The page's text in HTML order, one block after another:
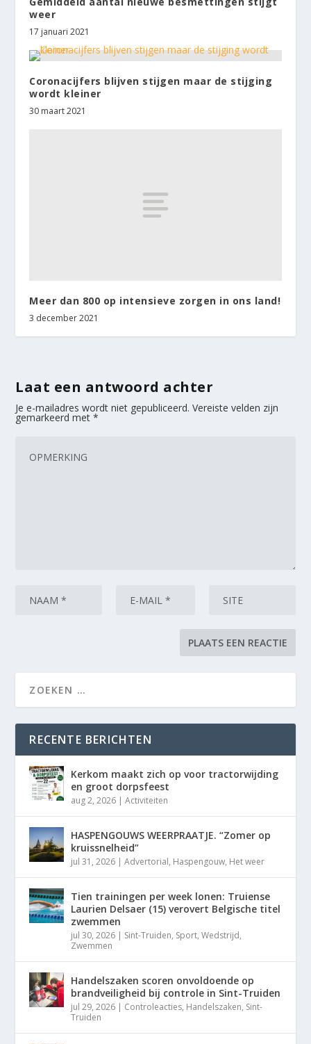
weer
17 januari 2021
Coronacijfers blijven stijgen maar de stijging
wordt kleiner
30 maart 2021
Meer dan 800 op intensieve zorgen in ons land!
3 december 2021
Laat een antwoord achter
Je e-mailadres wordt niet gepubliceerd. Vereiste velden zijn
gemarkeerd met*
RECENTE BERICHTEN
Kerkom maakt zich op voor tractorwijding
en groot dorpsfeest
aug 2, 2026 |Activiteiten
HASPENGOUWS WEERPRAATJE. “Zomer op
kruissnelheid”
jul 31, 2026 |Advertorial, Haspengouw, Het weer
Tien trainingen per week lonen: Truiense
Laurien Delsaer (15) verovert Belgische titel
zwemmen
jul 30, 2026 | Sint-Truiden, Sport,Wedstrijd,
Zwemmen
Handelszaken scoren onvoldoende op
brandveiligheid bij controle in Sint-Truiden
jul 29, 2026 | Controleacties, Handelszaken, Sint-
Truiden